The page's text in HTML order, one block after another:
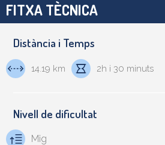
FITXA TÈCNICA
Distància i Temps
14.19 km 2h i 30 minuts
Nivell de dificultat
Mig